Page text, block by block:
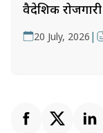
वैदेशिक
20 July, 2026 |